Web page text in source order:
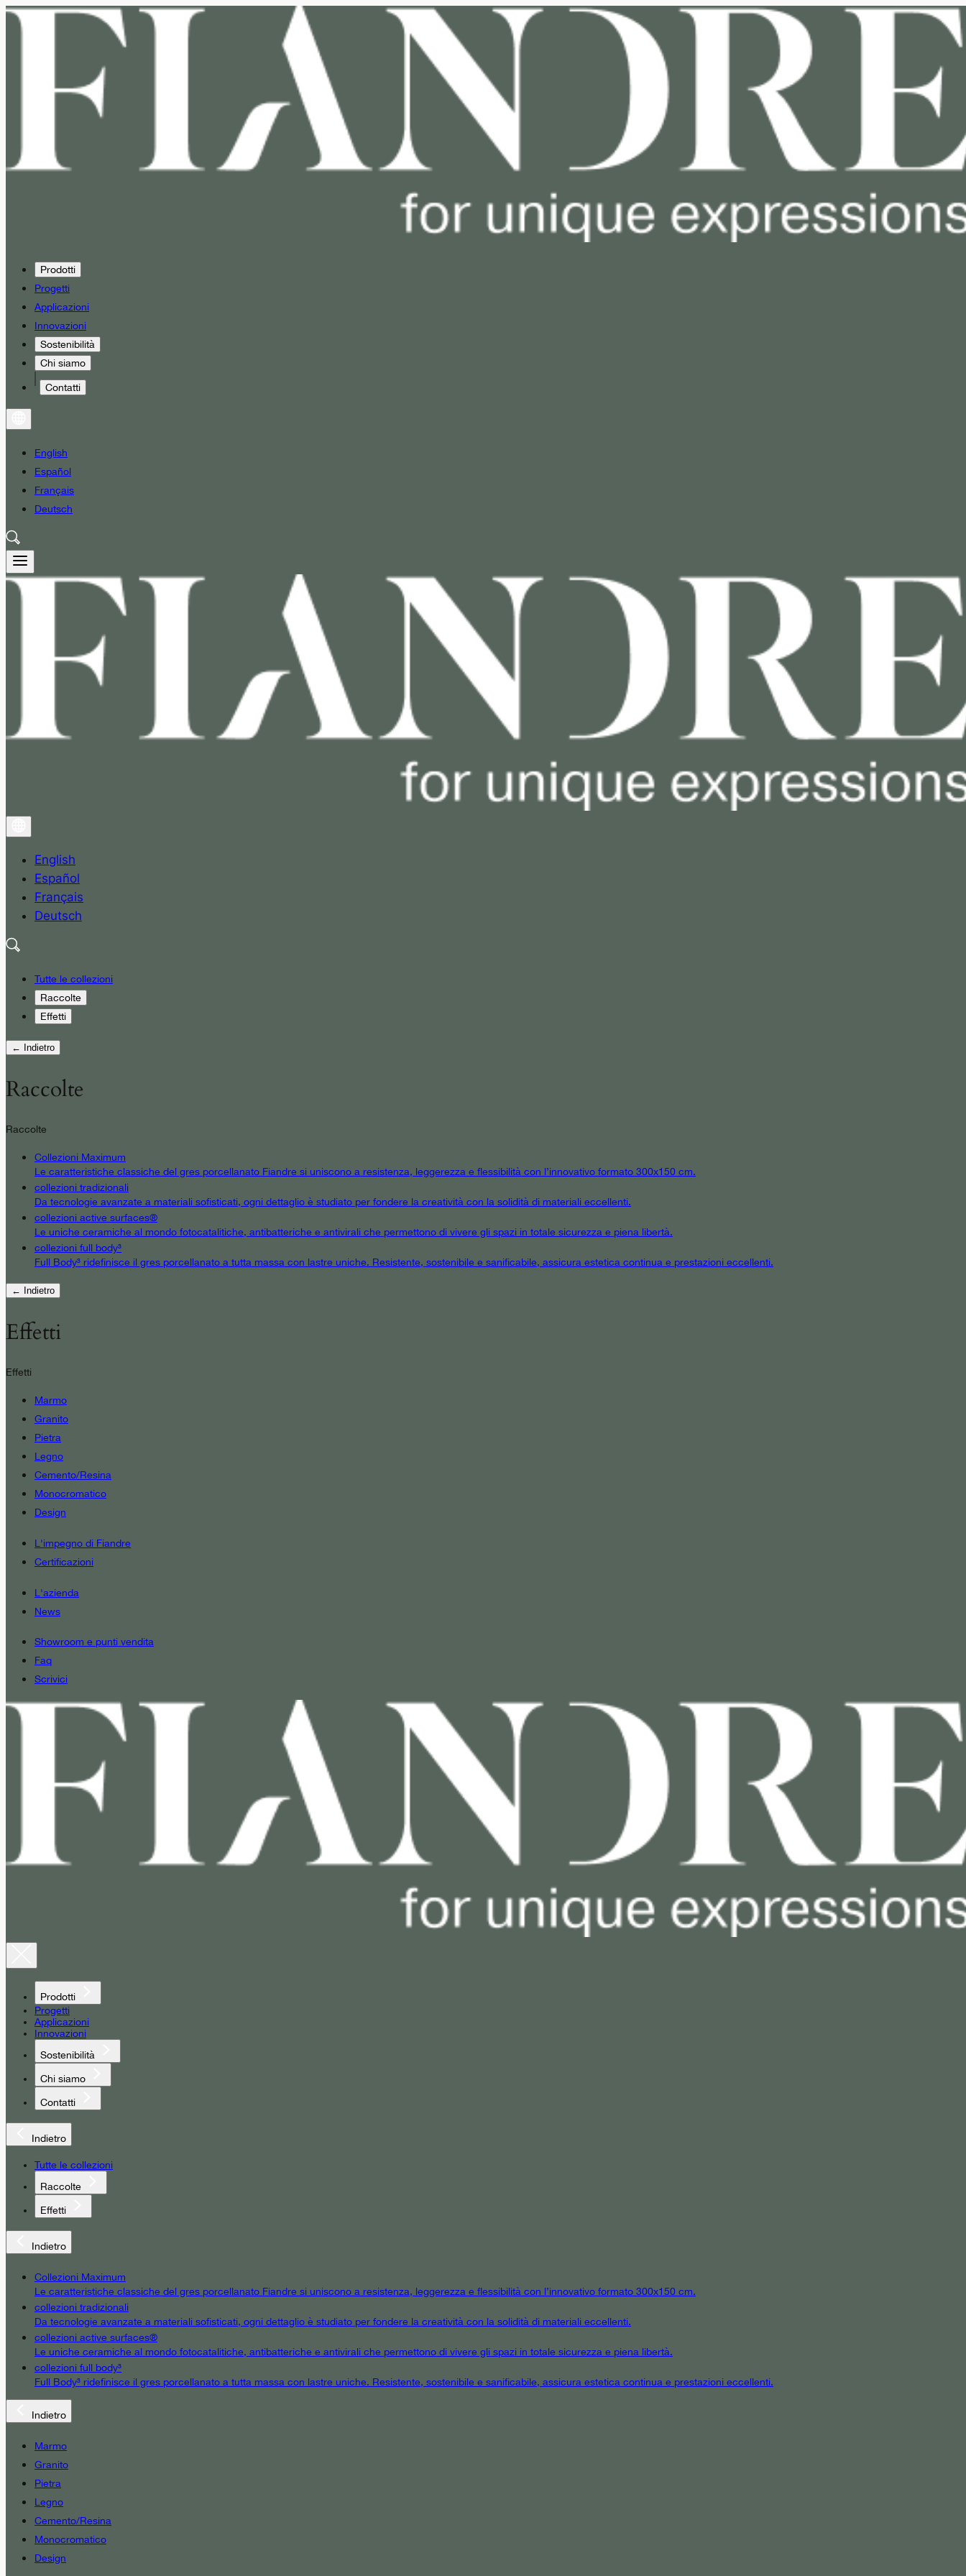
Prodotti
Progetti
Applicazioni
Innovazioni
Sostenibilità
Chi siamo
Contatti
English
Español
Français
Deutsch
English
Español
Français
Deutsch
Tutte le collezioni
Raccolte
Effetti
← Indietro
Raccolte
Raccolte
Collezioni Maximum
Le caratteristiche classiche del gres porcellanato Fiandre si uniscono a resistenza, leggerezza e flessibilità con l’innovativo formato 300x150 cm.
collezioni tradizionali
Da tecnologie avanzate a materiali sofisticati, ogni dettaglio è studiato per fondere la creatività con la solidità di materiali eccellenti.
collezioni active surfaces®
Le uniche ceramiche al mondo fotocatalitiche, antibatteriche e antivirali che permettono di vivere gli spazi in totale sicurezza e piena libertà.
collezioni full body³
Full Body³ ridefinisce il gres porcellanato a tutta massa con lastre uniche. Resistente, sostenibile e sanificabile, assicura estetica continua e prestazioni eccellenti.
← Indietro
Effetti
Effetti
Marmo
Granito
Pietra
Legno
Cemento/Resina
Monocromatico
Design
L'impegno di Fiandre
Certificazioni
L'azienda
News
Showroom e punti vendita
Faq
Scrivici
Prodotti
Progetti
Applicazioni
Innovazioni
Sostenibilità
Chi siamo
Contatti
Indietro
Tutte le collezioni
Raccolte
Effetti
Indietro
Collezioni Maximum
Le caratteristiche classiche del gres porcellanato Fiandre si uniscono a resistenza, leggerezza e flessibilità con l’innovativo formato 300x150 cm.
collezioni tradizionali
Da tecnologie avanzate a materiali sofisticati, ogni dettaglio è studiato per fondere la creatività con la solidità di materiali eccellenti.
collezioni active surfaces®
Le uniche ceramiche al mondo fotocatalitiche, antibatteriche e antivirali che permettono di vivere gli spazi in totale sicurezza e piena libertà.
collezioni full body³
Full Body³ ridefinisce il gres porcellanato a tutta massa con lastre uniche. Resistente, sostenibile e sanificabile, assicura estetica continua e prestazioni eccellenti.
Indietro
Marmo
Granito
Pietra
Legno
Cemento/Resina
Monocromatico
Design